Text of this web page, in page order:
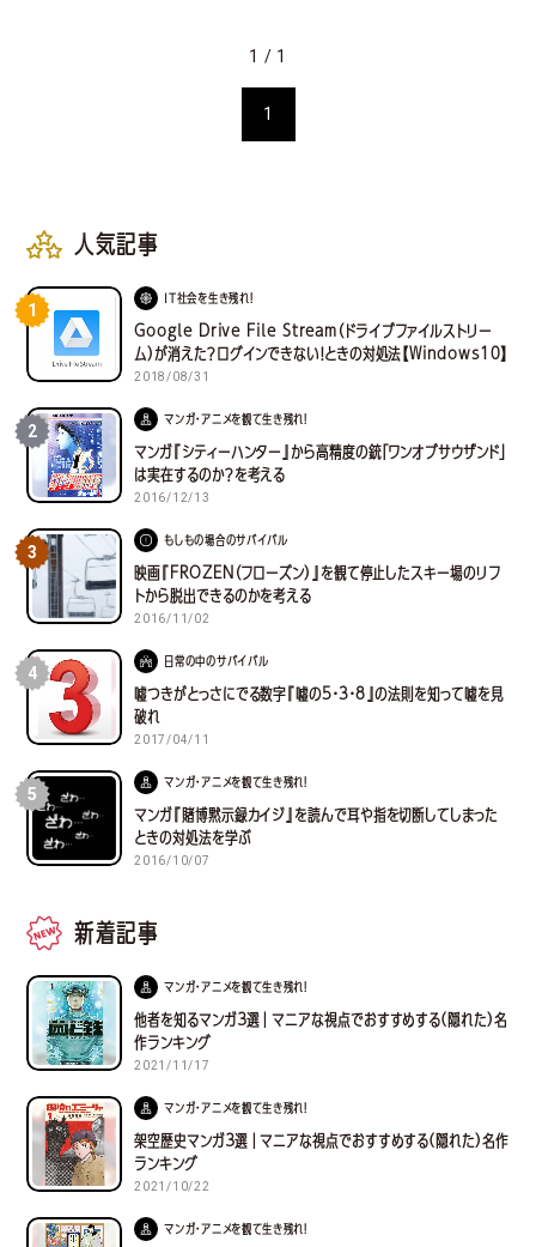
1 / 1
1
人気記事
1
IT社会を生き残れ！
Google Drive File Stream（ドライブファイルストリー
ム）が消えた？ログインできない！ときの対処法【Windows10】
2018/08/31
2
マンガ・アニメを観て生き残れ！
マンガ『シティーハンター』から高精度の銃「ワンオブサウザンド」
は実在するのか？を考える
2016/12/13
3
もしもの場合のサバイバル
映画『FROZEN（フローズン）』を観て停止したスキー場のリフ
トから脱出できるのかを考える
2016/11/02
4
日常の中のサバイバル
嘘つきがとっさにでる数字『嘘の5・3・8』の法則を知って嘘を見
破れ
2017/04/11
5
マンガ・アニメを観て生き残れ！
マンガ『賭博黙示録カイジ』を読んで耳や指を切断してしまった
ときの対処法を学ぶ
2016/10/07
新着記事
マンガ・アニメを観て生き残れ！
他者を知るマンガ３選｜マニアな視点でおすすめする(隠れた)名
作ランキング
2021/11/17
マンガ・アニメを観て生き残れ！
架空歴史マンガ３選｜マニアな視点でおすすめする(隠れた)名作
ランキング
2021/10/22
マンガ・アニメを観て生き残れ！